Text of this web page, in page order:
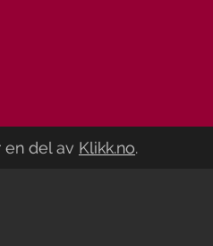
en del av Klikk.no.